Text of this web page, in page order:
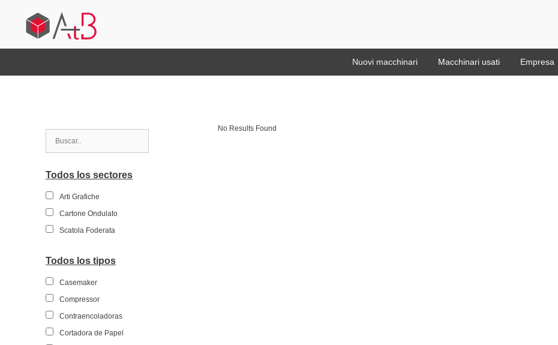
Nuovi macchinari Macchinari usati Empresa
Todos los sectores
Arti Grafiche
Cartone Ondulato
Scatola Foderata
Todos los tipos
Casemaker
Compressor
Contraencoladoras
Cortadora de Papel
No Results Found